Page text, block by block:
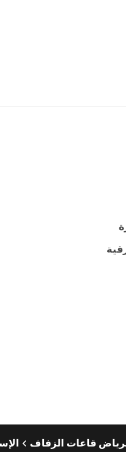
قاعات الزفاف